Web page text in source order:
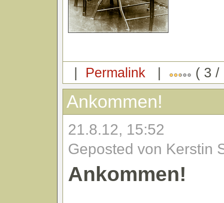
| Permalink | ( 3 /
Ankommen!
21.8.12, 15:52
Geposted von Kerstin
Ankommen!